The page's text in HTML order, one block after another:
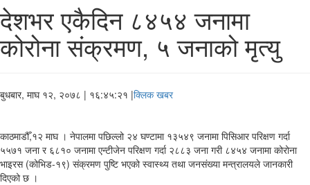
देशभर एकैदिन ८४५४ जनामा
कोरोना संक्रमण, ५ जनाको मृत्यु
बुधबार, माघ १२, २०७८ | १६:४५:२१ |क्लिक खबर
काठमाडौँ,१२ माघ । नेपालमा पछिल्लो २४ घण्टामा १३५४९ जनामा पिसिआर परिक्षण गर्दा
५५७१ जना र ६८१० जनामा एन्टीजेन परिक्षण गर्दा २८८३ जना गरी ८४५४ जनामा कोरोना
भाइरस (कोभिड-१९) संक्रमण पुष्टि भएको स्वास्थ्य तथा जनसंख्या मन्त्रालयले जानकारी
दिएको छ ।